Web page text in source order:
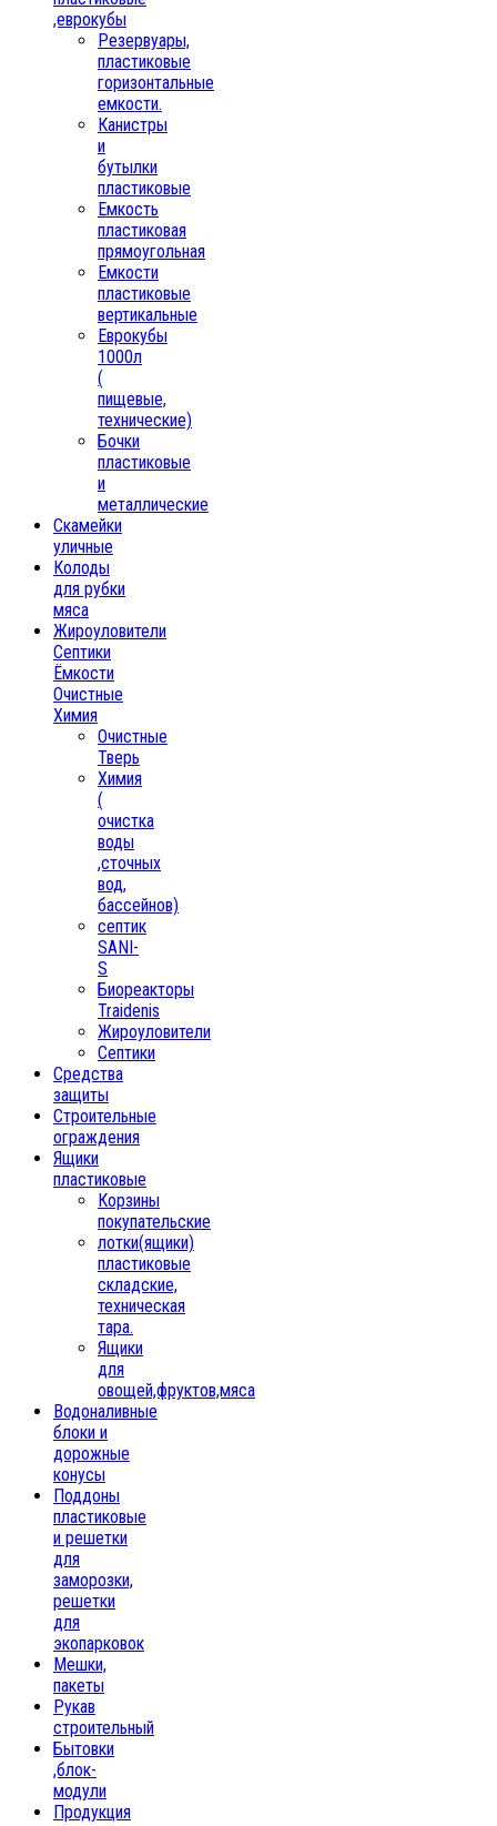
,еврокубы
Резервуары,
пластиковые
горизонтальные
емкости.
Канистры
и
бутылки
пластиковые
Емкость
пластиковая
прямоугольная
Емкости
пластиковые
вертикальные
Еврокубы
1000л
(
пищевые,
технические)
Бочки
пластиковые
и
металлические
Скамейки
уличные
Колоды
для рубки
мяса
Жироуловители
Септики
Ёмкости
Очистные
Химия
Очистные
Тверь
Химия
(
очистка
воды
,сточных
вод,
бассейнов)
септик
SANI-
S
Биореакторы
Traidenis
Жироуловители
Септики
Средства
защиты
Строительные
ограждения
Ящики
пластиковые
Корзины
покупательские
лотки(ящики)
пластиковые
складские,
техническая
тара.
Ящики
для
овощей,фруктов,мяса
Водоналивные
блоки и
дорожные
конусы
Поддоны
пластиковые
и решетки
для
заморозки,
решетки
для
экопарковок
Мешки,
пакеты
Рукав
строительный
Бытовки
,блок-
модули
Продукция